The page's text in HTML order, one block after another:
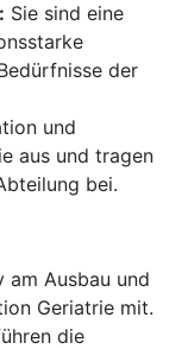
Sie sind eine
der
und
aus und tragen
bei.
am Ausbau und
Geriatrie mit.
die